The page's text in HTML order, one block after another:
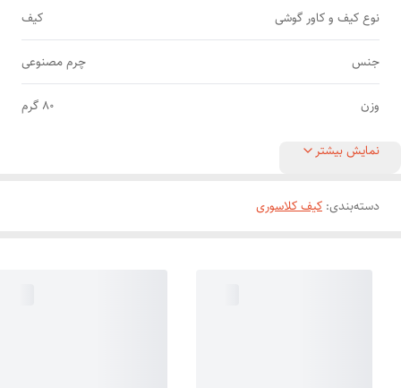
نوع کیف و کاور گوشی کیف
جنس چرم مصنوعی
وزن 80 گرم
نمایش بیشتر
دسته‌بندی: کیف کلاسوری